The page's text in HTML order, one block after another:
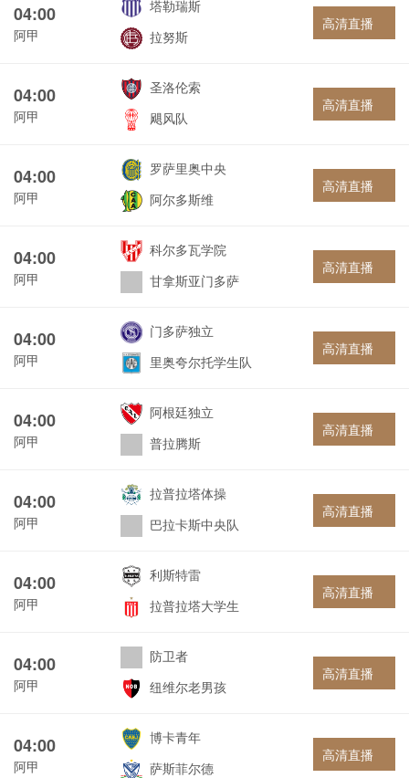
04:00
阿甲
塔勒瑞斯
拉努斯
高清直播
04:00
阿甲
圣洛伦索
飓风队
高清直播
04:00
阿甲
罗萨里奥中央
阿尔多斯维
高清直播
04:00
阿甲
科尔多瓦学院
甘拿斯亚门多萨
高清直播
04:00
阿甲
门多萨独立
里奥夸尔托学生队
高清直播
04:00
阿甲
阿根廷独立
普拉腾斯
高清直播
04:00
阿甲
拉普拉塔体操
巴拉卡斯中央队
高清直播
04:00
阿甲
利斯特雷
拉普拉塔大学生
高清直播
04:00
阿甲
防卫者
纽维尔老男孩
高清直播
04:00
阿甲
博卡青年
萨斯菲尔德
高清直播